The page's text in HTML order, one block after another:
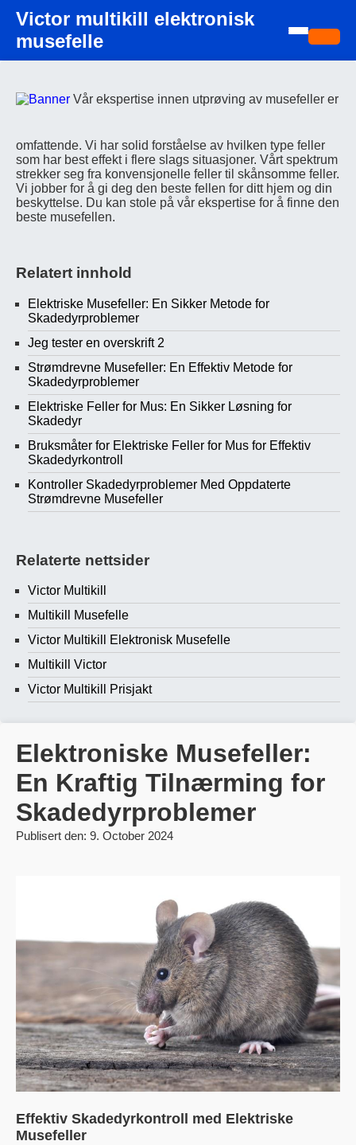
Victor multikill elektronisk
musefelle
Elektroniske Musefeller:
En Kraftig Tilnærming for
Skadedyrproblemer
Publisert den: 9. October 2024
Effektiv Skadedyrkontroll med Elektriske
Musefeller
Vår ekspertise innen utprøving av musefeller er
omfattende. Vi har solid forståelse av hvilken type feller
som har best effekt i flere slags situasjoner. Vårt spektrum
strekker seg fra konvensjonelle feller til skånsomme feller.
Vi jobber for å gi deg den beste fellen for ditt hjem og din
beskyttelse. Du kan stole på vår ekspertise for å finne den
beste musefellen.
Relatert innhold
Elektriske Musefeller: En Sikker Metode for
Skadedyrproblemer
Jeg tester en overskrift 2
Strømdrevne Musefeller: En Effektiv Metode for
Skadedyrproblemer
Elektriske Feller for Mus: En Sikker Løsning for
Skadedyr
Bruksmåter for Elektriske Feller for Mus for Effektiv
Skadedyrkontroll
Kontroller Skadedyrproblemer Med Oppdaterte
Strømdrevne Musefeller
Relaterte nettsider
Victor Multikill
Multikill Musefelle
Victor Multikill Elektronisk Musefelle
Multikill Victor
Victor Multikill Prisjakt